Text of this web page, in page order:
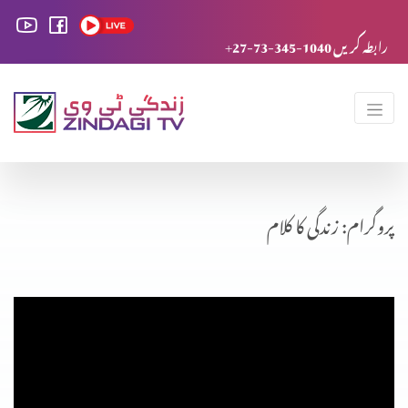
+27-73-345-1040 رابطہ کریں
پروگرام: زندگی کا کلام